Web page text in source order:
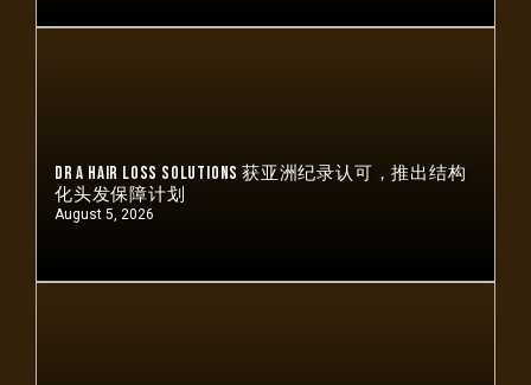
Dr A Hair Loss Solutions 获亚洲纪录认可，推出结构
化头发保障计划
August 5, 2026